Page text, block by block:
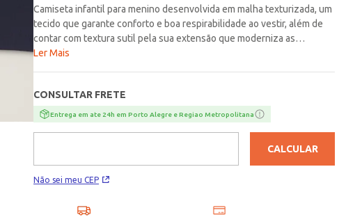
Camiseta infantil para menino desenvolvida em malha texturizada, um
tecido que garante conforto e boa respirabilidade ao vestir, além de
contar com textura sutil pela sua extensão que moderniza as
produções. Apresenta gola redonda com reforço interno, mangas
dia do seu menino!\n\nTecido: Malha Texturizada\nComposição: 50%
algodão, 50% poliéster
Ler Mais
CONSULTAR FRETE
Entrega em ate 24h em Porto Alegre e Regiao Metropolitana
Não sei meu CEP
CALCULAR